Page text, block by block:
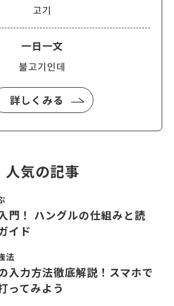
고기
一日一文
불고기인데
詳しくみる
人気の記事
門！ ハングルの仕組みと読
イド
法
入力方法徹底解説！スマホで
ってみよう